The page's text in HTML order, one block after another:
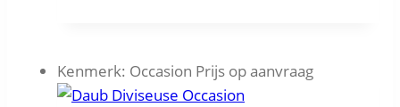
Kenmerk: Occasion Prijs op aanvraag